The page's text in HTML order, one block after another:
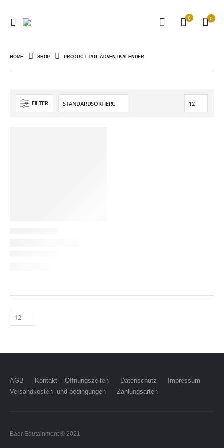
0 0
HOME SHOP PRODUCT TAG -ADVENTKALENDER
FILTER
AGB Kontakt – Öffnungszeiten Datenschutz
Impressum
Versandkosten- und bedingungen
Zahlungsarten
Baer Edutainment © 2021